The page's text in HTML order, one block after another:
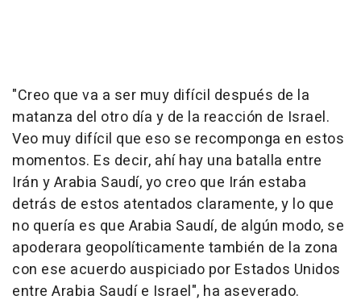
"Creo que va a ser muy difícil después de la
matanza del otro día y de la reacción de Israel.
Veo muy difícil que eso se recomponga en estos
momentos. Es decir, ahí hay una batalla entre
Irán y Arabia Saudí, yo creo que Irán estaba
detrás de estos atentados claramente, y lo que
no quería es que Arabia Saudí, de algún modo, se
apoderara geopolíticamente también de la zona
con ese acuerdo auspiciado por Estados Unidos
entre Arabia Saudí e Israel", ha aseverado.